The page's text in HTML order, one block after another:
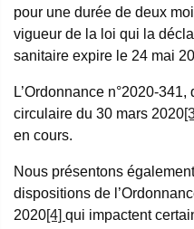
pour une durée de deux
vigueur de la loi qui la
sanitaire expire le 24 mai
L’Ordonnance n°2020-
circulaire du 30 mars 2020
en cours.
Nous présentons
dispositions de
2020[4] qui impactent